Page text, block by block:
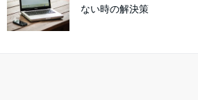
ない時の解決策